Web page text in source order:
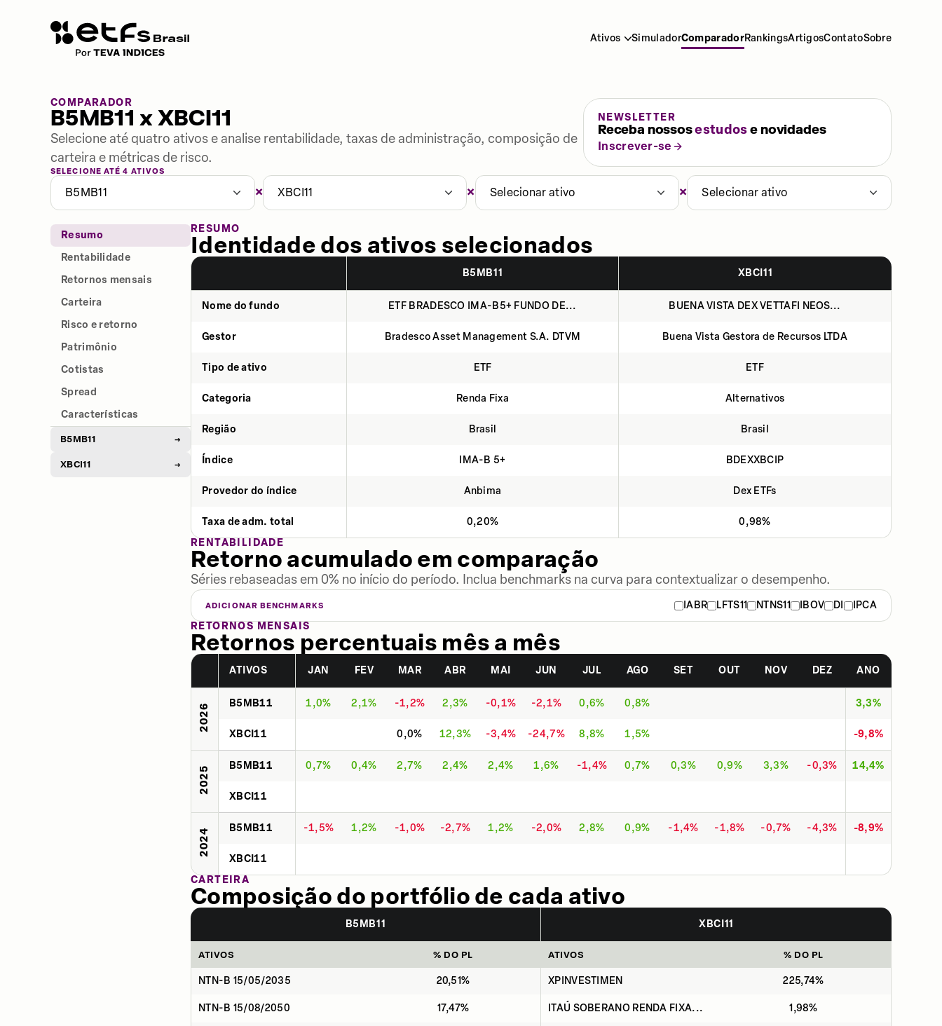
Ativos SimuladorComparadorRankingsArtigosContatoSobre
COMPARADOR
B5MB11 x XBCI11
Selecione até quatro ativos e analise rentabilidade, taxas de administração, composição de
carteira e métricas de risco.
NEWSLETTER
Receba nossosestudose novidades
Inscrever-se
SELECIONE ATÉ 4 ATIVOS
B5MB11 × XBCI11 × Selecionar ativo × Selecionar ativo
Resumo
Rentabilidade
Retornos mensais
Carteira
Risco e retorno
Patrimônio
Cotistas
Spread
Características
B5MB11 →
XBCI11 →
RESUMO
Identidade dos ativos selecionados
B5MB11 XBCI11
Nome do fundo ETF BRADESCO IMA-B5+ FUNDO DE... BUENA VISTA DEX VETTAFI NEOS...
Gestor Bradesco Asset Management S.A. DTVM Buena Vista Gestora de Recursos LTDA
Tipo de ativo ETF ETF
Categoria Renda Fixa Alternativos
Região Brasil Brasil
Índice IMA-B 5+ BDEXXBCIP
Provedor do índice Anbima Dex ETFs
Taxa de adm. total 0,20%
0,98%
RENTABILIDADE
Retorno acumulado em comparação
Séries rebaseadas em 0% no início do período. Inclua benchmarks na curva para contextualizar o desempenho.
ADICIONAR BENCHMARKS IABR LFTS11 NTNS11 IBOV DI
IPCA
RETORNOS MENSAIS
Retornos percentuais mês a mês
ATIVOS JAN FEV MAR ABR MAI JUN JUL AGO SET OUT NOV DEZ ANO
2026 B5MB11 1,0% 2,1% -1,2% 2,3% -0,1% -2,1% 0,6% 0,8% 3,3%
XBCI11 0,0% 12,3% -3,4% -24,7% 8,8% 1,5% -9,8%
2025 B5MB11 0,7% 0,4% 2,7% 2,4% 2,4% 1,6% -1,4% 0,7% 0,3% 0,9% 3,3% -0,3% 14,4%
XBCI11
2024 B5MB11 -1,5% 1,2% -1,0% -2,7% 1,2% -2,0% 2,8% 0,9% -1,4% -1,8% -0,7% -4,3% -8,9%
XBCI11
CARTEIRA
Composição do portfólio de cada ativo
B5MB11 XBCI11
ATIVOS % DO PL ATIVOS % DO PL
NTN-B 15/05/2035 20,51% XPINVESTIMEN 225,74%
NTN-B 15/08/2050 17,47% ITAÚ SOBERANO RENDA FIXA... 1,98%